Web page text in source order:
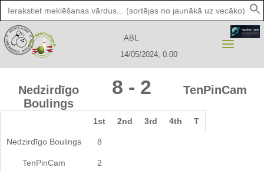
Search
for:
ABL
14/05/2024, 0.00
Nedzirdīgo
Boulings
8 - 2 TenPinCam
1st 2nd 3rd 4th T
Nedzirdīgo Boulings 8
TenPinCam 2